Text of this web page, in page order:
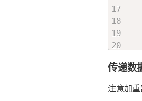
传递数
注意加